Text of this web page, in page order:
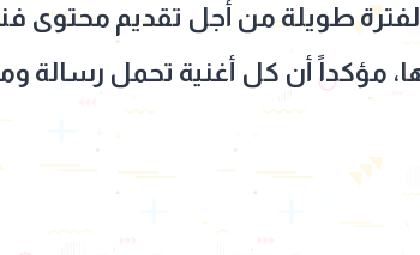
طويلة من أجل تقديم محتوى
مؤكداً أن كل أغنية تحمل